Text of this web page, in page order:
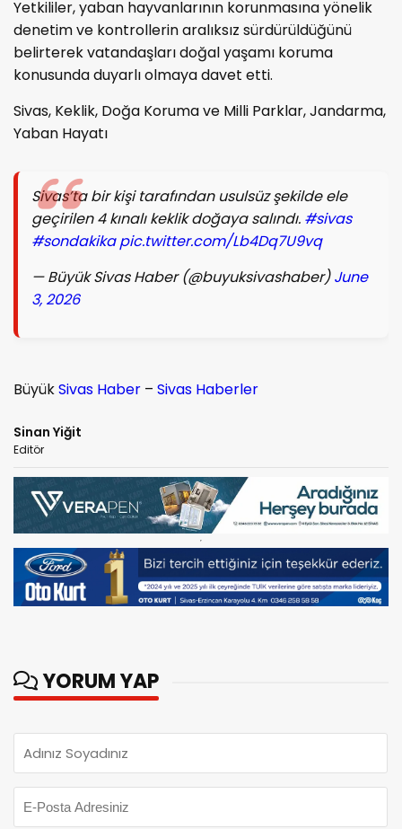
Yetkililer, yaban hayvanlarının korunmasına yönelik
denetim ve kontrollerin aralıksız sürdürüldüğünü
belirterek vatandaşları doğal yaşamı koruma
konusunda duyarlı olmaya davet etti.
Sivas, Keklik, Doğa Koruma ve Milli Parklar, Jandarma,
Yaban Hayatı
Sivas’ta bir kişi tarafından usulsüz şekilde ele
geçirilen 4 kınalı keklik doğaya salındı. #sivas
#sondakika pic.twitter.com/Lb4Dq7U9vq
— Büyük Sivas Haber (@buyuksivashaber)June
3, 2026
BüyükSivas Haber – Sivas Haberler
Sinan Yiğit
Editör
YORUM YAP